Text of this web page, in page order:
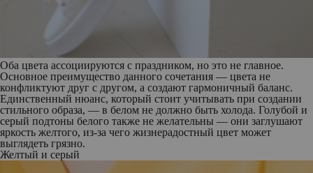
Оба цвета ассоциируются с праздником, но это не главное.
Основное преимущество данного сочетания — цвета не
конфликтуют друг с другом, а создают гармоничный баланс.
Единственный нюанс, который стоит учитывать при создании
стильного образа, — в белом не должно быть холода. Голубой и
серый подтоны белого также не желательны — они заглушают
яркость желтого, из-за чего жизнерадостный цвет может
выглядеть грязно.
Желтый и серый